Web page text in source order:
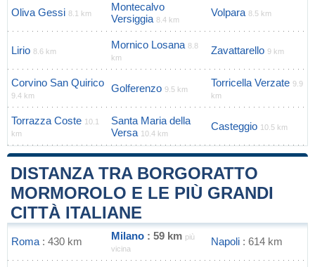
Oliva Gessi 8.1 km
Montecalvo
Versiggia 8.4 km
Volpara 8.5 km
Lirio 8.6 km
Mornico Losana 8.8
km
Zavattarello 9 km
Corvino San Quirico
9.4 km
Golferenzo 9.5 km
Torricella Verzate 9.9
km
Torrazza Coste 10.1
km
Santa Maria della
Versa 10.4 km
Casteggio 10.5 km
DISTANZA TRA BORGORATTO
MORMOROLO E LE PIÙ GRANDI
CITTÀ ITALIANE
Roma : 430 km Milano : 59 km più
vicina
Napoli : 614 km